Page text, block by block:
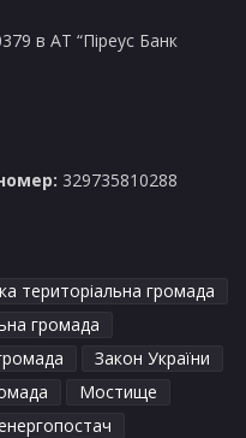
в АТ “Піреус Банк
329735810288
територіальна громада
громада
Закон України
Мостище